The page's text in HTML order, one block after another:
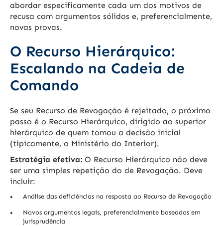
abordar especificamente cada um dos motivos de
recusa com argumentos sólidos e, preferencialmente,
novas provas.
O Recurso Hierárquico:
Escalando na Cadeia de
Comando
Se seu Recurso de Revogação é rejeitado, o próximo
passo é o Recurso Hierárquico, dirigido ao superior
hierárquico de quem tomou a decisão inicial
(tipicamente, o Ministério do Interior).
Estratégia efetiva: O Recurso Hierárquico não deve
ser uma simples repetição do de Revogação. Deve
incluir:
Análise das deficiências na resposta ao Recurso de Revogação
Novos argumentos legais, preferencialmente baseados em
jurisprudência